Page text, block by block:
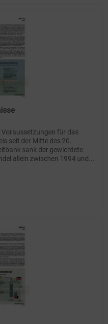
Voraussetzungen für das
seit der Mitte des 20.
sank der gewichtete
allein zwischen 1994 und...